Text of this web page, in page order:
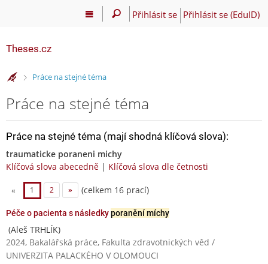
Přihlásit se Přihlásit se (EduID)
Theses.cz
>Práce na stejné téma
Práce na stejné téma
Práce na stejné téma (mají shodná klíčová slova):
traumaticke poraneni michy
Klíčová slova abecedně | Klíčová slova dle četnosti
« 1 2 » (celkem 16 prací)
Péče o pacienta s následkyporanění míchy
(Aleš TRHLÍK)
2024, Bakalářská práce, Fakulta zdravotnických věd /
UNIVERZITA PALACKÉHO V OLOMOUCI